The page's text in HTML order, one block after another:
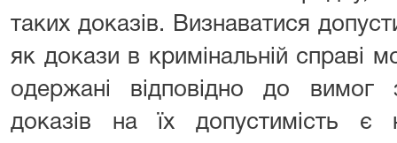
таких доказів. Визнаватися
як докази в кримінальній справі
одержані відповідно до вимог
доказів на їх допустимість є